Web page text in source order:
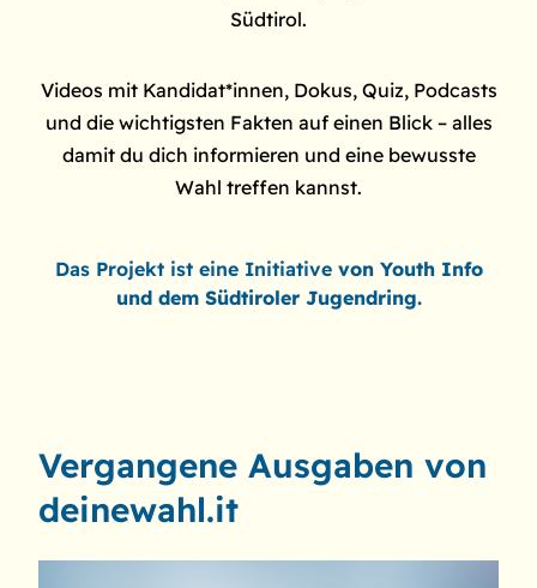
Südtirol.
Videos mit Kandidat*innen, Dokus, Quiz, Podcasts
und die wichtigsten Fakten auf einen Blick – alles
damit du dich informieren und eine bewusste
Wahl treffen kannst.
Das Projekt ist eine Initiative von Youth Info
und dem Südtiroler Jugendring.
Vergangene Ausgaben von
deinewahl.it